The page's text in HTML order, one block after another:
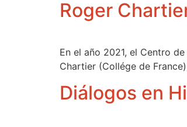
Roger
En el año 2021, el Centro
Chartier (Collége de
Diálogos en